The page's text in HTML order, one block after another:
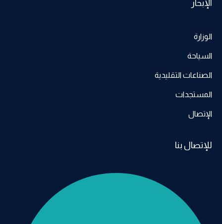
الإبحار
الوزارة
السياحة
الصناعات التقليدية
المستجدات
الإتصال
للإتصال بنا